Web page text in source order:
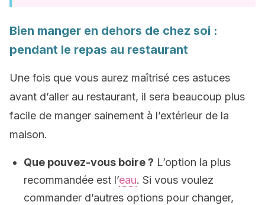
Bien manger en dehors de chez soi :
pendant le repas au restaurant
Une fois que vous aurez maîtrisé ces astuces
avant d’aller au restaurant, il sera beaucoup plus
facile de manger sainement à l’extérieur de la
maison.
Que pouvez-vous boire ? L’option la plus
recommandée est l’eau. Si vous voulez
commander d’autres options pour changer,